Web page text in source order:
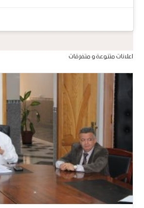
اعلانات متنوعة و متفرقات